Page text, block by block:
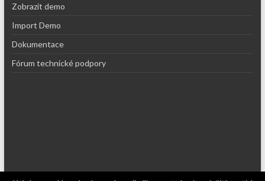
Zobrazit demo
Import Demo
Dokumentace
Fórum technické podpory